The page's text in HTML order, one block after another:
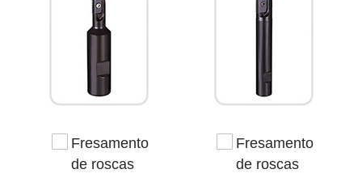
Fresamento
de roscas
Fresamento
de roscas